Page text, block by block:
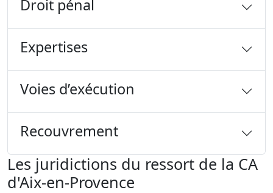
Droit pénal
Expertises
Voies d’exécution
Recouvrement
Les juridictions du ressort de la CA
d'Aix-en-Provence